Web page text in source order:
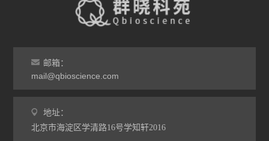
邮箱：
mail@qbioscience.com
地址：
北京市海淀区学清路16号学知轩2016